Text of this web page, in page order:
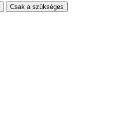
Csak a szükséges